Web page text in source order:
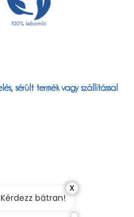
sérült termék vagy szállítással
Kérdezz bátran!
x